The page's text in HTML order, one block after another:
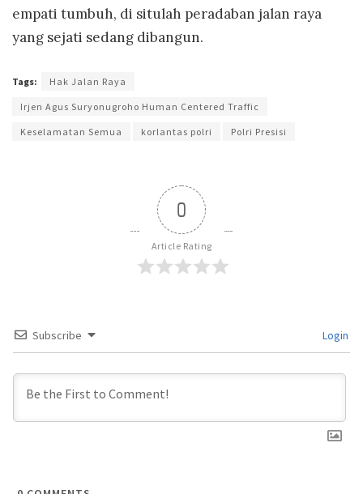
empati tumbuh, di situlah peradaban jalan raya
yang sejati sedang dibangun.
Tags: Hak Jalan Raya
Irjen Agus Suryonugroho Human Centered Traffic
Keselamatan Semua korlantas polri Polri Presisi
0
Article Rating
Subscribe Login